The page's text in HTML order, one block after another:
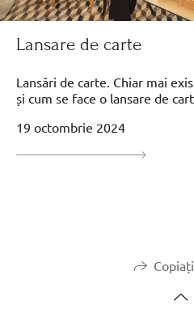
Lansare de carte
Lansări de carte. Chiar mai
și cum se face o lansare de
19 octombrie 2024